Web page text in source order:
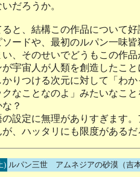
だろうか。
と、結構この作品について
ードや、最初のルパン一味
、そのせいでどうもこの作
宇宙人が人類を創造したこ
かりつける次元に対して「わ
なことなのよ」みたいなこ
？
設定に無理がありすぎます
、ハッタリにも限度がある
) ルパン三世 アムネジアの砂漠（吉